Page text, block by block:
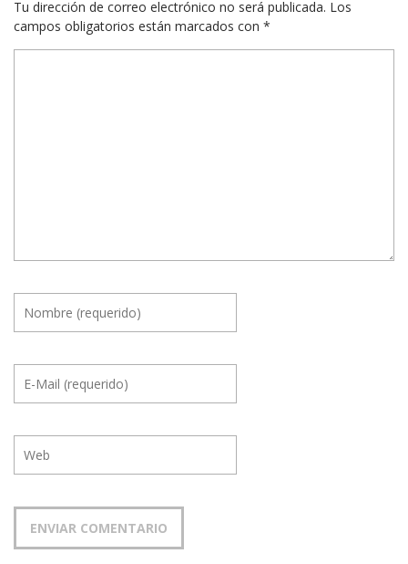
Tu dirección de correo electrónico no será publicada. Los
campos obligatorios están marcados con *